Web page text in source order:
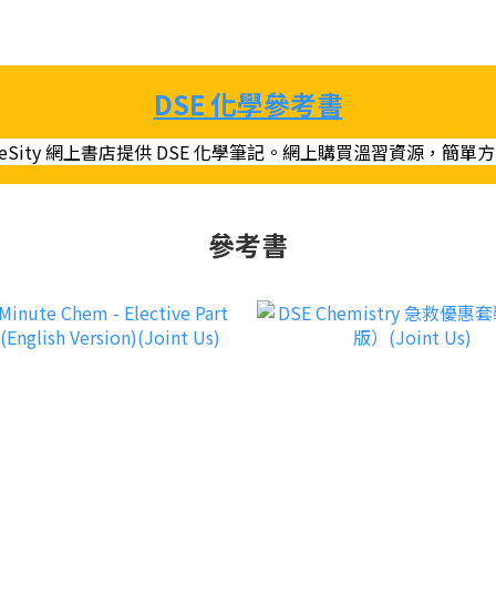
DSE 化學參考書
網上書店提供 DSE 化學筆記。網上購買溫習資源，簡單
參考書